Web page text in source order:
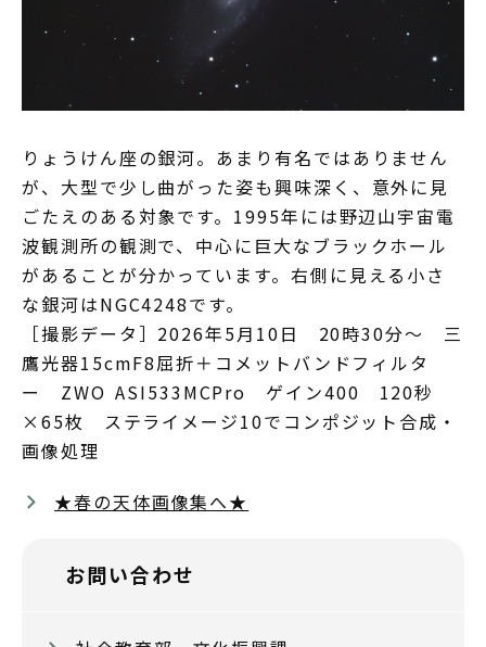
りょうけん座の銀河。あまり有名ではありません
が、大型で少し曲がった姿も興味深く、意外に見
ごたえのある対象です。1995年には野辺山宇宙電
波観測所の観測で、中心に巨大なブラックホール
があることが分かっています。右側に見える小さ
な銀河はNGC4248です。
［撮影データ］2026年5月10日 20時30分～ 三
鷹光器15cmF8屈折＋コメットバンドフィルタ
ー ZWO ASI533MCPro ゲイン400 120秒
×65枚 ステライメージ10でコンポジット合成・
画像処理
★春の天体画像集へ★
お問い合わせ